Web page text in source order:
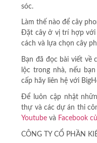
sóc.
Làm thế nào để cây
Đặt cây ở vị trí hợp với
cách và lựa chọn cây
Bạn đã đọc bài viết về
lộc trong nhà, nếu
cấp hãy liên hệ với
Để luôn cập nhật
thự và các dự án thi
Youtube và Facebook
CÔNG TY CỔ PHẦN KI